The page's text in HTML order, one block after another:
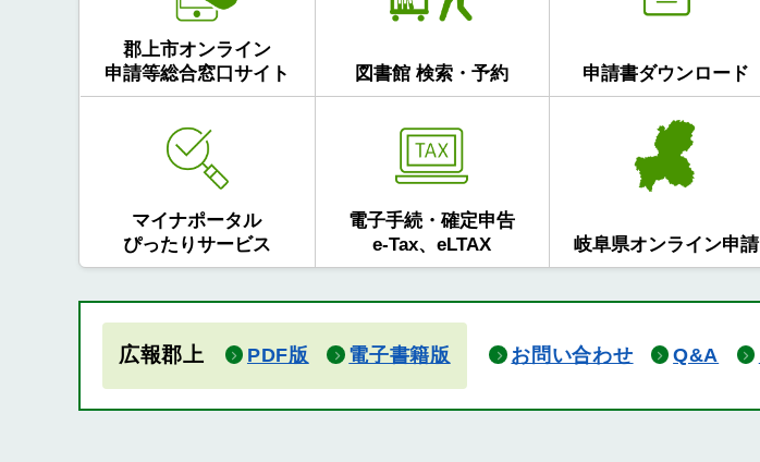
郡上市オンライン
申請等総合窓口サイト
図書館 検索・予約 申請書ダウンロード
マイナポータル
ぴったりサービス
電子手続・確定申告
e-Tax、eLTAX
岐阜県オンライン申請
広報郡上 PDF版 電子書籍版 お問い合わせ Q&A